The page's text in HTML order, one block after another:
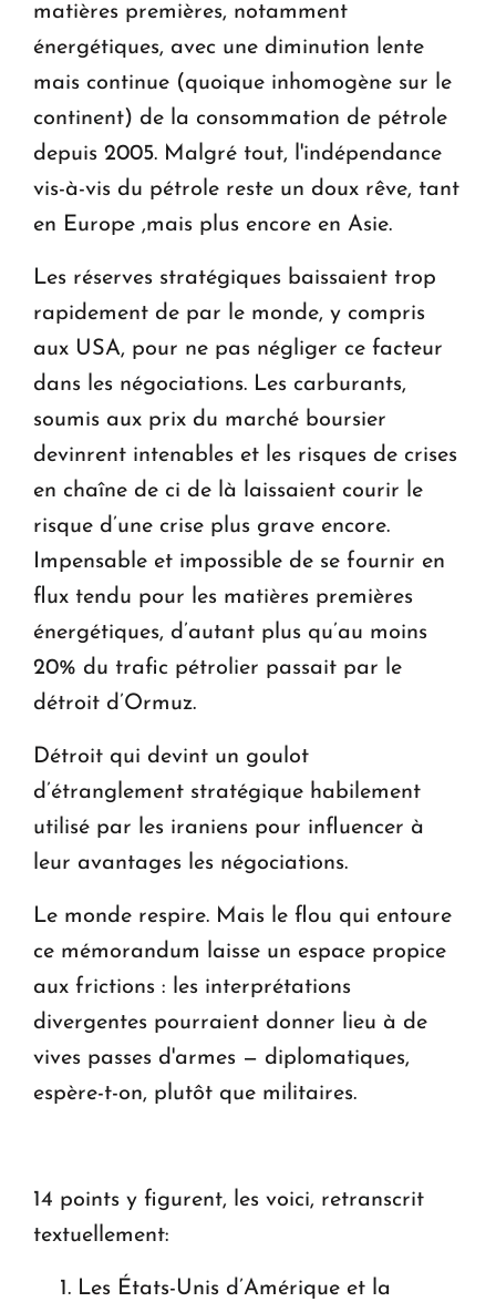
matières premières, notamment
énergétiques, avec une diminution lente
mais continue (quoique inhomogène sur le
continent) de la consommation de pétrole
depuis 2005. Malgré tout, l'indépendance
vis-à-vis du pétrole reste un doux rêve, tant
en Europe ,mais plus encore en Asie.
Les réserves stratégiques baissaient trop
rapidement de par le monde, y compris
aux USA, pour ne pas négliger ce facteur
dans les négociations. Les carburants,
soumis aux prix du marché boursier
devinrent intenables et les risques de crises
en chaîne de ci de là laissaient courir le
risque d’une crise plus grave encore.
Impensable et impossible de se fournir en
flux tendu pour les matières premières
énergétiques, d’autant plus qu’au moins
20% du trafic pétrolier passait par le
détroit d’Ormuz.
Détroit qui devint un goulot
d’étranglement stratégique habilement
utilisé par les iraniens pour influencer à
leur avantages les négociations.
Le monde respire. Mais le flou qui entoure
ce mémorandum laisse un espace propice
aux frictions : les interprétations
divergentes pourraient donner lieu à de
vives passes d'armes — diplomatiques,
espère-t-on, plutôt que militaires.
14 points y figurent, les voici, retranscrit
textuellement:
Les États-Unis d’Amérique et la